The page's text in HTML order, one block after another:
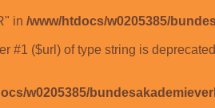
in /www/htdocs/w0205385/
#1 ($url) of type string is
w0205385/